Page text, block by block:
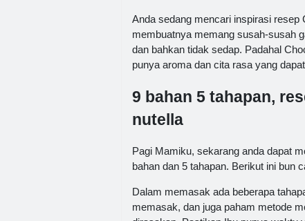
Anda sedang mencari inspirasi resep
membuatnya memang susah-susah
dan bahkan tidak sedap. Padahal
punya aroma dan cita rasa yang
9 bahan 5 tahapan,
nutella
Pagi Mamiku, sekarang anda dapat
bahan dan 5 tahapan. Berikut ini bun
Dalam memasak ada beberapa
memasak, dan juga paham metode